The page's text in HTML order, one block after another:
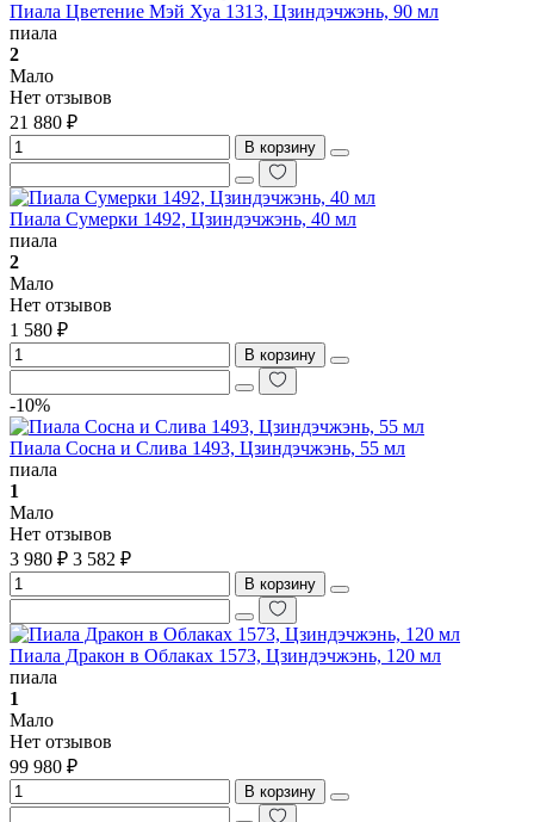
Пиала Цветение Мэй Хуа 1313, Цзиндэчжэнь, 90 мл
пиала
2
Мало
Нет отзывов
21 880 ₽
В корзину
Пиала Сумерки 1492, Цзиндэчжэнь, 40 мл
пиала
2
Мало
Нет отзывов
1 580 ₽
В корзину
-10%
Пиала Сосна и Слива 1493, Цзиндэчжэнь, 55 мл
пиала
1
Мало
Нет отзывов
3 980 ₽ 3 582 ₽
В корзину
Пиала Дракон в Облаках 1573, Цзиндэчжэнь, 120 мл
пиала
1
Мало
Нет отзывов
99 980 ₽
В корзину